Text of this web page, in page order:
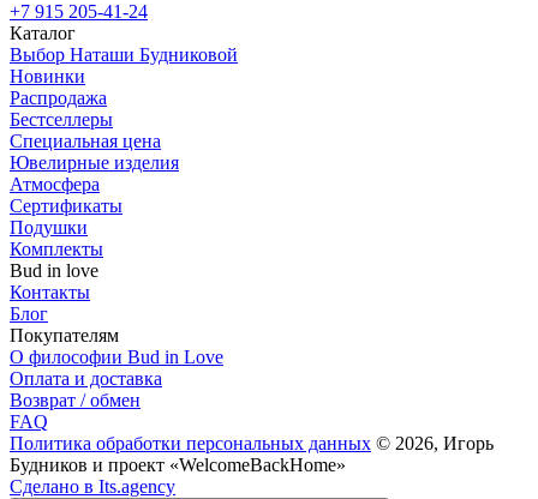
+7 915 205-41-24
Каталог
Выбор Наташи Будниковой
Новинки
Распродажа
Бестселлеры
Специальная цена
Ювелирные изделия
Атмосфера
Сертификаты
Подушки
Комплекты
Bud in love
Контакты
Блог
Покупателям
О философии Bud in Love
Оплата и доставка
Возврат / обмен
FAQ
Политика обработки персональных данных © 2026, Игорь
Будников и проект «WelcomeBackHome»
Сделано в Its.agency